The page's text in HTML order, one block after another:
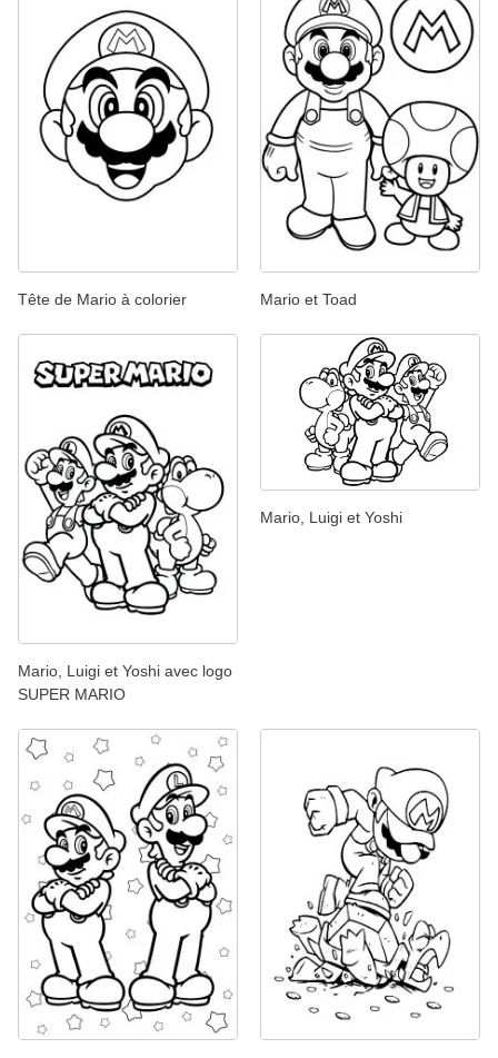
Tête de Mario à colorier Mario et Toad
Mario, Luigi et Yoshi avec logo
SUPER MARIO
Mario, Luigi et Yoshi